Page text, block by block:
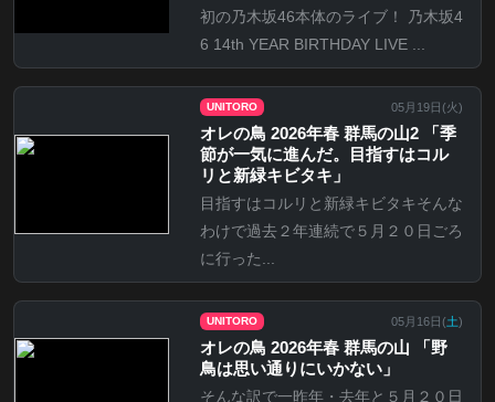
初の乃木坂46本体のライブ！ 乃木坂4
6 14th YEAR BIRTHDAY LIVE ...
UNITORO 05月19日(火)
オレの鳥 2026年春 群馬の山2 「季
節が一気に進んだ。目指すはコル
リと新緑キビタキ」
目指すはコルリと新緑キビタキそんな
わけで過去２年連続で５月２０日ごろ
に行った...
UNITORO 05月16日(土)
オレの鳥 2026年春 群馬の山 「野
鳥は思い通りにいかない」
そんな訳で一昨年・去年と５月２０日